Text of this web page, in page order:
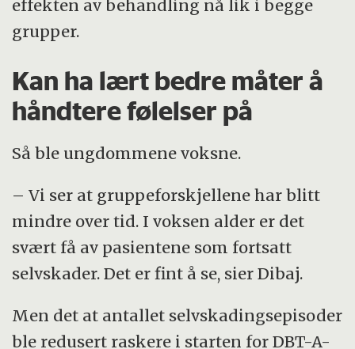
effekten av behandling nå lik i begge
grupper.
Kan ha lært bedre måter å
håndtere følelser på
Så ble ungdommene voksne.
– Vi ser at gruppeforskjellene har blitt
mindre over tid. I voksen alder er det
svært få av pasientene som fortsatt
selvskader. Det er fint å se, sier Dibaj.
Men det at antallet selvskadingsepisoder
ble redusert raskere i starten for DBT-A-